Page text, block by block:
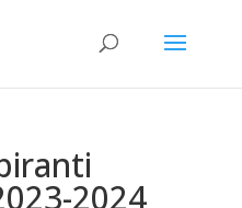
2024